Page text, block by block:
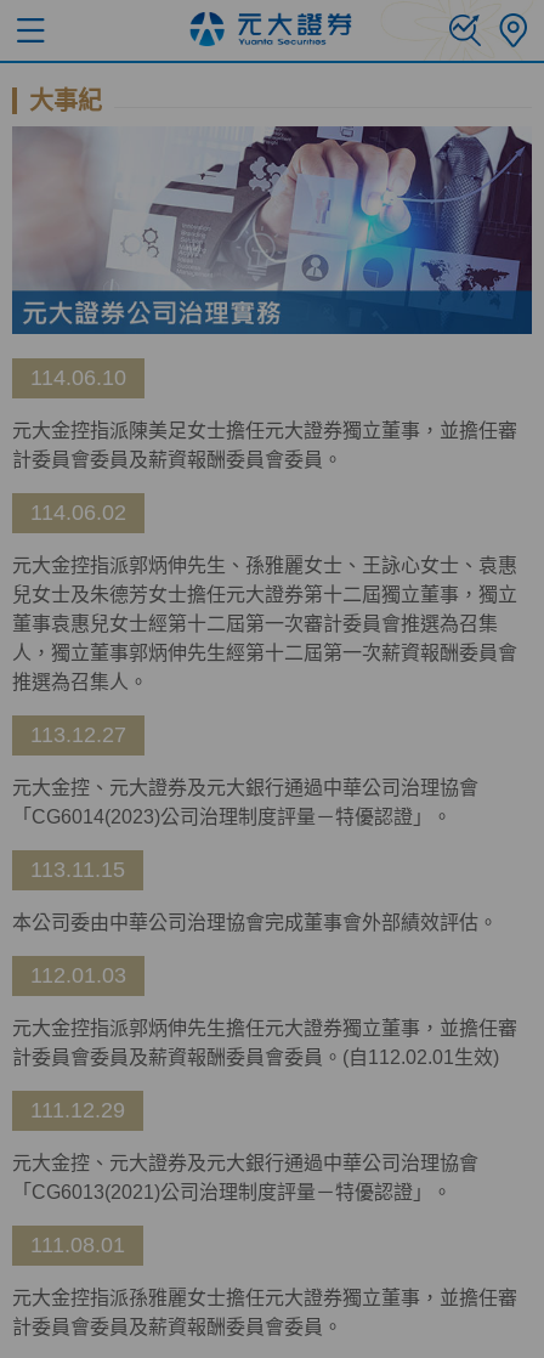
大事紀
114.06.10
元大金控指派陳美足女士擔任元大證券獨立董事，並擔任審
計委員會委員及薪資報酬委員會委員。
114.06.02
元大金控指派郭炳伸先生、孫雅麗女士、王詠心女士、袁惠
兒女士及朱德芳女士擔任元大證券第十二屆獨立董事，獨立
董事袁惠兒女士經第十二屆第一次審計委員會推選為召集
人，獨立董事郭炳伸先生經第十二屆第一次薪資報酬委員會
推選為召集人。
113.12.27
元大金控、元大證券及元大銀行通過中華公司治理協會
「 CG6014(2023)公司治理制度評量－特優認證」。
113.11.15
本公司委由中華公司治理協會完成董事會外部績效評估。
112.01.03
元大金控指派郭炳伸先生擔任元大證券獨立董事，並擔任審
計委員會委員及薪資報酬委員會委員。(自112.02.01生效)
111.12.29
元大金控、元大證券及元大銀行通過中華公司治理協會
「CG6013(2021)公司治理制度評量－特優認證」。
111.08.01
元大金控指派孫雅麗女士擔任元大證券獨立董事，並擔任審
計委員會委員及薪資報酬委員會委員。